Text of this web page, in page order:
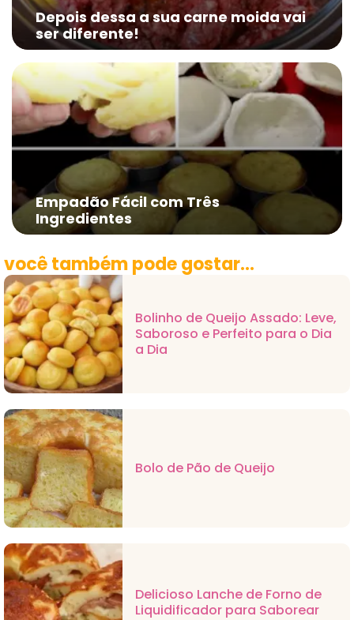
Depois dessa a sua carne moida vai
ser diferente!
Empadão Fácil com Três
Ingredientes
você também pode gostar...
Bolinho de Queijo Assado: Leve,
Saboroso e Perfeito para o Dia
a Dia
Bolo de Pão de Queijo
Delicioso Lanche de Forno de
Liquidificador para Saborear